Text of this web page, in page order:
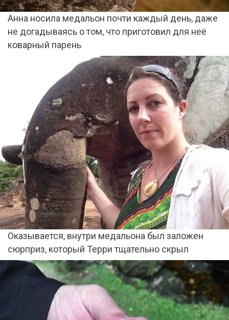
Анна носила медальон почти каждый день, даже
не догадываясь о том, что приготовил для неё
коварный парень
Оказывается, внутри медальона был заложен
сюрприз, который Терри тщательно скрыл